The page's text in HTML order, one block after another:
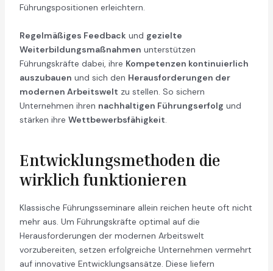
Führungspositionen erleichtern.
Regelmäßiges Feedback und gezielte
Weiterbildungsmaßnahmen unterstützen
Führungskräfte dabei, ihre Kompetenzen kontinuierlich
auszubauen und sich den Herausforderungen der
modernen Arbeitswelt zu stellen. So sichern
Unternehmen ihren nachhaltigen Führungserfolg und
stärken ihre Wettbewerbsfähigkeit.
Entwicklungsmethoden die
wirklich funktionieren
Klassische Führungsseminare allein reichen heute oft nicht
mehr aus. Um Führungskräfte optimal auf die
Herausforderungen der modernen Arbeitswelt
vorzubereiten, setzen erfolgreiche Unternehmen vermehrt
auf innovative Entwicklungsansätze. Diese liefern